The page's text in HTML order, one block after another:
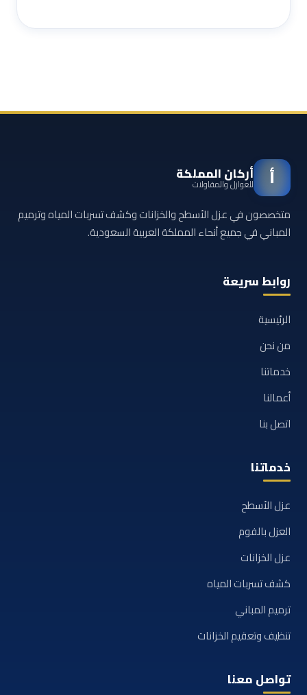
أ أركان المملكة
للعوازل والمقاولات
متخصصون في عزل الأسطح والخزانات وكشف تسربات المياه وترميم
المباني في جميع أنحاء المملكة العربية السعودية.
روابط سريعة
الرئيسية
من نحن
خدماتنا
أعمالنا
اتصل بنا
خدماتنا
عزل الأسطح
العزل بالفوم
عزل الخزانات
كشف تسربات المياه
ترميم المباني
تنظيف وتعقيم الخزانات
تواصل معنا